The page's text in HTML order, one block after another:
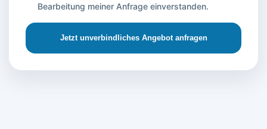
Bearbeitung meiner Anfrage einverstanden.
Jetzt unverbindliches Angebot anfragen